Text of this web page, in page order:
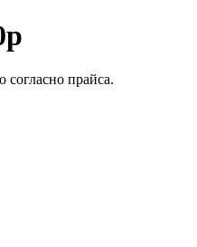
согласно прайса.